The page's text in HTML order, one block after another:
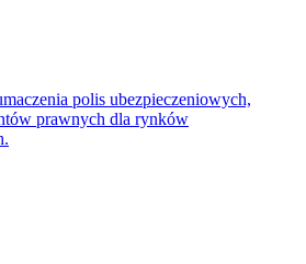
polis ubezpieczeniowych,
prawnych dla rynków